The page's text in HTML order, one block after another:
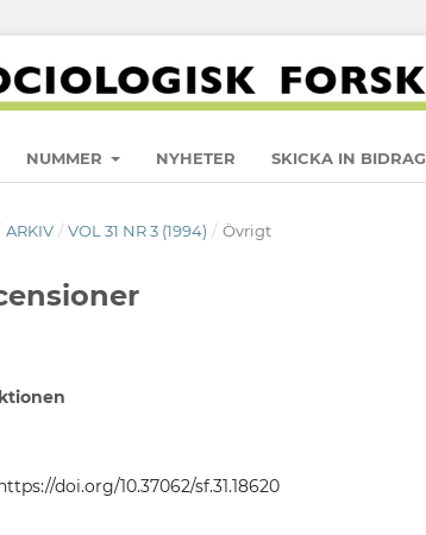
NUMMER NYHETER SKICKA IN BIDRAG
ARKIV / VOL 31 NR 3 (1994) / Övrigt
doi.org/10.37062/sf.31.18620